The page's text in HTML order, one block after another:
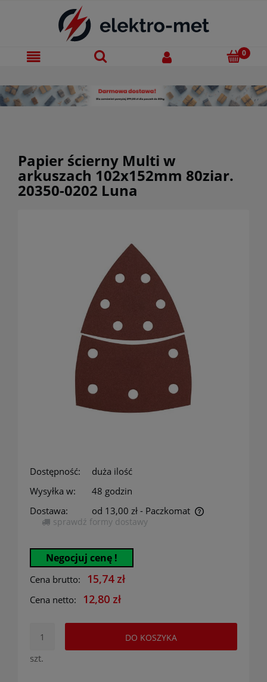
Papier ścierny Multi w
arkuszach 102x152mm 80ziar.
20350-0202 Luna
Dostępność:
duża ilość
Wysyłka w:
48 godzin
Dostawa:
od 13,00 zł - Paczkomat
Cena nie zawiera ewentualnych kosztów płatności
sprawdź formy dostawy
Negocjuj cenę !
Cena brutto: 15,74 zł
Cena netto: 12,80 zł
szt.
DO KOSZYKA